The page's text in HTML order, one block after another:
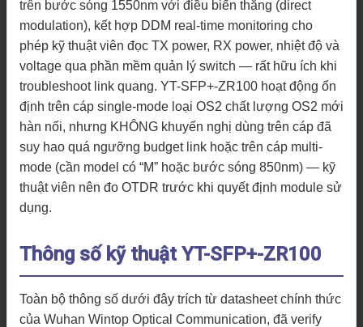
trên bước sóng 1550nm với điều biến thẳng (direct
modulation), kết hợp DDM real-time monitoring cho
phép kỹ thuật viên đọc TX power, RX power, nhiệt độ và
voltage qua phần mềm quản lý switch — rất hữu ích khi
troubleshoot link quang. YT-SFP+-ZR100 hoạt động ổn
định trên cáp single-mode loại OS2 chất lượng OS2 mới
hàn nối, nhưng KHÔNG khuyến nghị dùng trên cáp đã
suy hao quá ngưỡng budget link hoặc trên cáp multi-
mode (cần model có “M” hoặc bước sóng 850nm) — kỹ
thuật viên nên đo OTDR trước khi quyết định module sử
dụng.
Thông số kỹ thuật YT-SFP+-ZR100
Toàn bộ thông số dưới đây trích từ datasheet chính thức
của Wuhan Wintop Optical Communication, đã verify